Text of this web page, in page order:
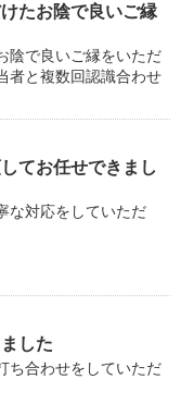
たお陰で良いご縁
陰で良いご縁をいただ
者と複数回認識合わせ
てお任せできまし
な対応をしていただ
した
ち合わせをしていただ